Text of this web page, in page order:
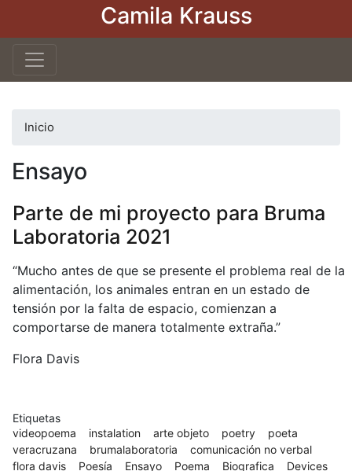
Pasar
Camila Krauss
Inicio
Ensayo
Parte de mi proyecto para Bruma
Laboratoria 2021
“Mucho antes de que se presente el problema real de la
alimentación, los animales entran en un estado de
tensión por la falta de espacio, comienzan a
comportarse de manera totalmente extraña.”
Flora Davis
Etiquetas
videopoema
instalation arte objeto poetry
poeta
veracruzana
brumalaboratoria
comunicación no verbal
flora davis
Poesía Ensayo Poema Biografica
Devices